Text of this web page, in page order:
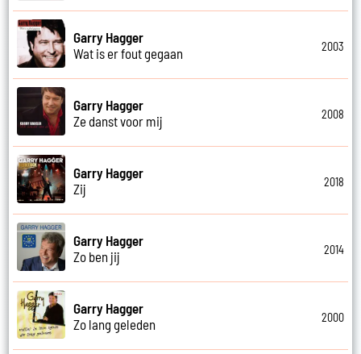
Garry Hagger
Wat is er fout gegaan
2003
Garry Hagger
Ze danst voor mij
2008
Garry Hagger
Zij
2018
Garry Hagger
Zo ben jij
2014
Garry Hagger
Zo lang geleden
2000